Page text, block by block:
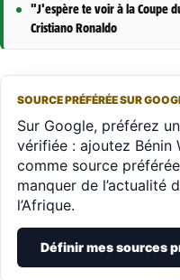
"J'espère te voir à la Coupe
Cristiano Ronaldo
SOURCE PRÉFÉRÉE SUR
Sur Google, préférez
vérifiée : ajoutez Bénin
comme source
manquer de l’actualité
l’Afrique.
Définir mes sources